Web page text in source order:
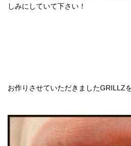
しみにしていて下さい！
お作りさせていただきましたGRILLZ